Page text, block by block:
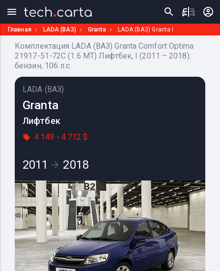
Главная LADA (ВАЗ) Granta LADA (ВАЗ) Granta I
Комплектация LADA (ВАЗ) Granta Comfort Optima
21917-51-72C (1.6 MT) Лифтбек, I (2011 – 2018):
бензин, 106 л.с.
LADA (ВАЗ)
Granta
Лифтбек
4 149 - 4 712 $
2011 2018